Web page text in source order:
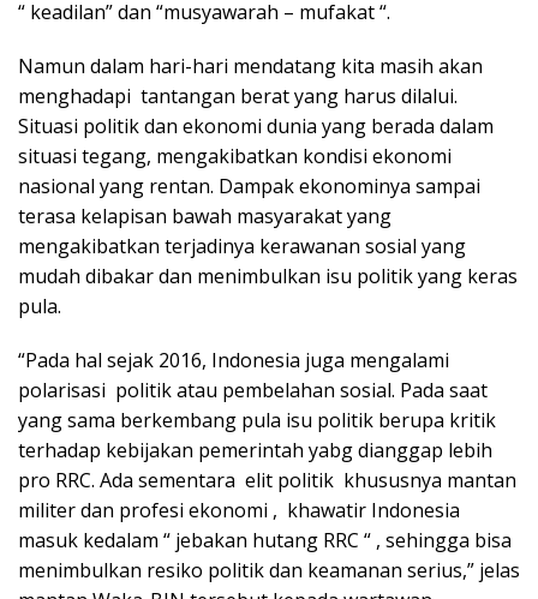
“ keadilan” dan “musyawarah – mufakat “.
Namun dalam hari-hari mendatang kita masih akan
menghadapi tantangan berat yang harus dilalui.
Situasi politik dan ekonomi dunia yang berada dalam
situasi tegang, mengakibatkan kondisi ekonomi
nasional yang rentan. Dampak ekonominya sampai
terasa kelapisan bawah masyarakat yang
mengakibatkan terjadinya kerawanan sosial yang
mudah dibakar dan menimbulkan isu politik yang keras
pula.
“Pada hal sejak 2016, Indonesia juga mengalami
polarisasi politik atau pembelahan sosial. Pada saat
yang sama berkembang pula isu politik berupa kritik
terhadap kebijakan pemerintah yabg dianggap lebih
pro RRC. Ada sementara elit politik khususnya mantan
militer dan profesi ekonomi , khawatir Indonesia
masuk kedalam “ jebakan hutang RRC “ , sehingga bisa
menimbulkan resiko politik dan keamanan serius,” jelas